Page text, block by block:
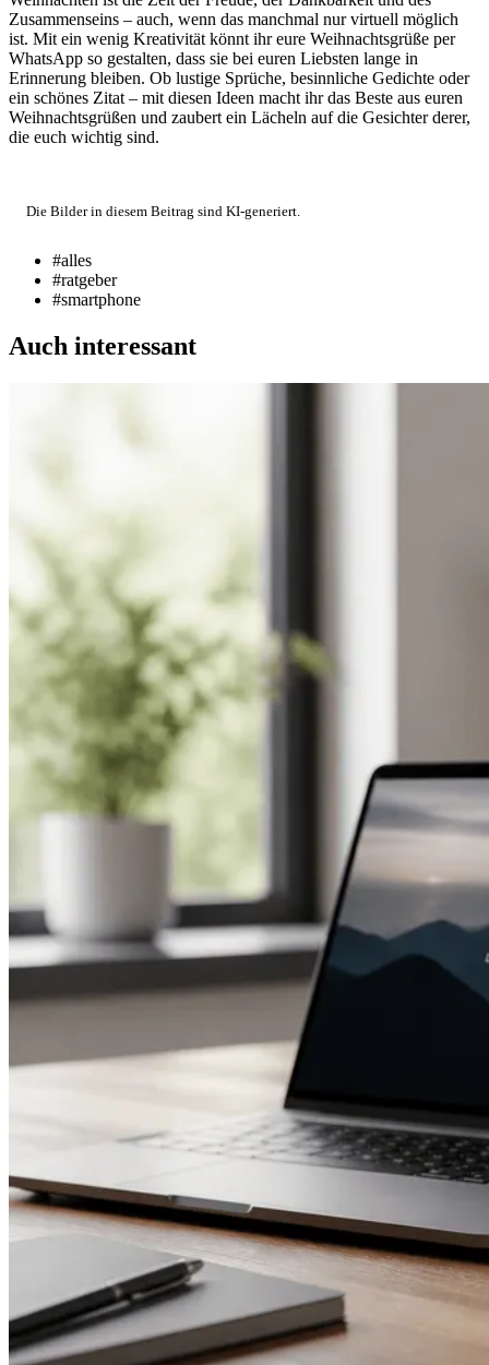
Zusammenseins – auch, wenn das manchmal nur virtuell möglich
ist. Mit ein wenig Kreativität könnt ihr eure Weihnachtsgrüße per
WhatsApp so gestalten, dass sie bei euren Liebsten lange in
Erinnerung bleiben. Ob lustige Sprüche, besinnliche Gedichte oder
ein schönes Zitat – mit diesen Ideen macht ihr das Beste aus euren
Weihnachtsgrüßen und zaubert ein Lächeln auf die Gesichter derer,
die euch wichtig sind.
Die Bilder in diesem Beitrag sind KI-generiert.
#alles
#ratgeber
#smartphone
Auch interessant